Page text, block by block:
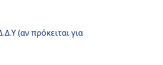
(αν πρόκειται για